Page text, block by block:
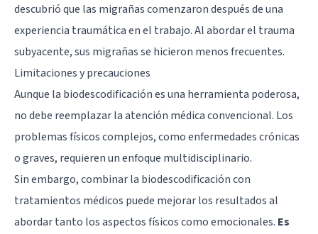
descubrió que las migrañas comenzaron después de una
experiencia traumática en el trabajo. Al abordar el trauma
subyacente, sus migrañas se hicieron menos frecuentes.
Limitaciones y precauciones
Aunque la biodescodificación es una herramienta poderosa,
no debe reemplazar la atención médica convencional. Los
problemas físicos complejos, como enfermedades crónicas
o graves, requieren un enfoque multidisciplinario.
Sin embargo, combinar la biodescodificación con
tratamientos médicos puede mejorar los resultados al
abordar tanto los aspectos físicos como emocionales. Es